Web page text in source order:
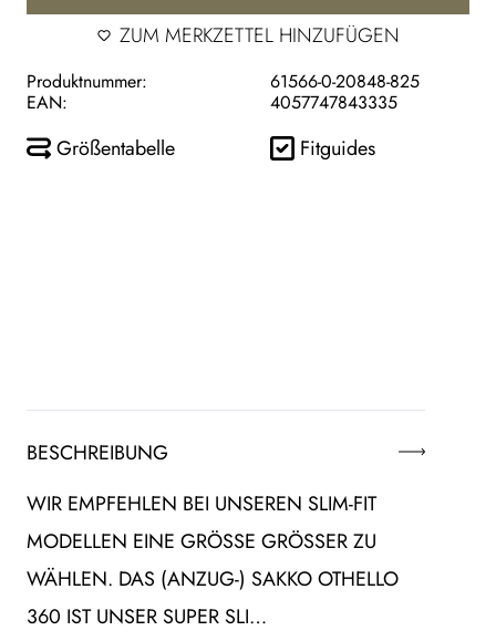
ZUM MERKZETTEL HINZUFÜGEN
Produktnummer:
61566-0-20848-825
EAN:
4057747843335
Größentabelle Fitguides
BESCHREIBUNG
WIR EMPFEHLEN BEI UNSEREN SLIM-FIT
MODELLEN EINE GRÖSSE GRÖSSER ZU WÄ
HLEN. DAS (ANZUG-) SAKKO OTHELLO 36
0 IST UNSER SUPER SLI…